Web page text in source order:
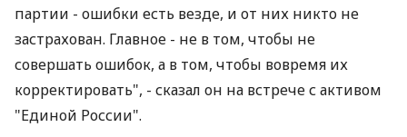
партии - ошибки есть везде, и от них никто не
застрахован. Главное - не в том, чтобы не
совершать ошибок, а в том, чтобы вовремя их
корректировать", - сказал он на встрече с активом
"Единой России".